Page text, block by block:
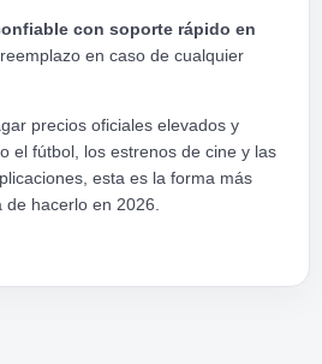
con soporte rápido en
en caso de cualquier
precios oficiales elevados y
el fútbol, los estrenos de cine y las
esta es la forma más
hacerlo en 2026.